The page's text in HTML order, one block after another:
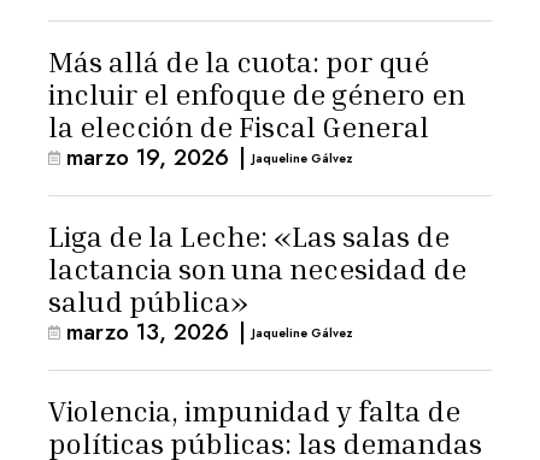
Más allá de la cuota: por qué
incluir el enfoque de género en
la elección de Fiscal General
marzo 19, 2026 | Jaqueline Gálvez
Liga de la Leche: «Las salas de
lactancia son una necesidad de
salud pública»
marzo 13, 2026 | Jaqueline Gálvez
Violencia, impunidad y falta de
políticas públicas: las demandas